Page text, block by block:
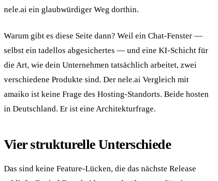
nele.ai ein glaubwürdiger Weg dorthin.
Warum gibt es diese Seite dann? Weil ein Chat-Fenster —
selbst ein tadellos abgesichertes — und eine KI-Schicht für
die Art, wie dein Unternehmen tatsächlich arbeitet, zwei
verschiedene Produkte sind. Der nele.ai Vergleich mit
amaiko ist keine Frage des Hosting-Standorts. Beide hosten
in Deutschland. Er ist eine Architekturfrage.
Vier strukturelle Unterschiede
Das sind keine Feature-Lücken, die das nächste Release